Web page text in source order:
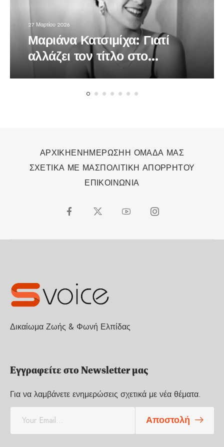
27 Μαρτίου 2026
Μαριάνα Κατσιμίχα: Γιατί
αλλάζει τον τίτλο στο
τραγούδι της «Το Βαλς των
Χαμένων Ονείρων»
ΑΡΧΙΚΗΕΝΗΜΕΡΩΣΗΗ ΟΜΑΔΑ ΜΑΣ
ΣΧΕΤΙΚΑ ΜΕ ΜΑΣΠΟΛΙΤΙΚΗ ΑΠΟΡΡΗΤΟΥ
ΕΠΙΚΟΙΝΩΝΙΑ
Δικαίωμα Ζωής & Φωνή Ελπίδας
Εγγραφείτε στο Newsletter μας
Για να λαμβάνετε ενημερώσεις σχετικά με νέα θέματα.
a
Αποστολή